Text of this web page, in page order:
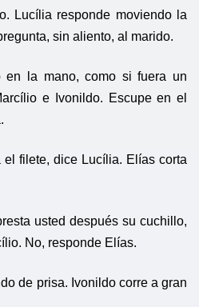
Lucília responde moviendo la
sin aliento, al marido.
en la mano, como si fuera un
e Ivonildo. Escupe en el
filete, dice Lucília. Elías corta
usted después su cuchillo,
No, responde Elías.
de prisa. Ivonildo corre a gran